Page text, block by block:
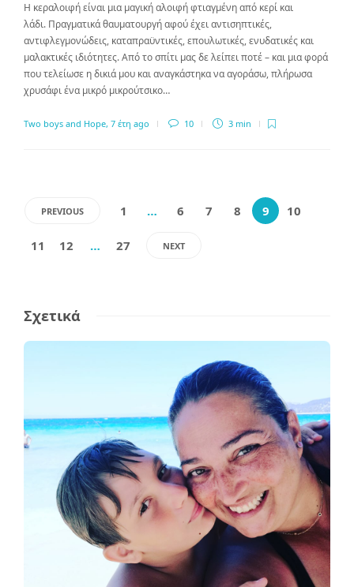
Η κεραλοιφή είναι μια μαγική αλοιφή φτιαγμένη από κερί και
λάδι. Πραγματικά θαυματουργή αφού έχει αντισηπτικές,
αντιφλεγμονώδεις, καταπραϋντικές, επουλωτικές, ενυδατικές και
μαλακτικές ιδιότητες. Από το σπίτι μας δε λείπει ποτέ – και μια φορά
που τελείωσε η δικιά μου και αναγκάστηκα να αγοράσω, πλήρωσα
χρυσάφι ένα μικρό μικρούτσικο…
Two boys and Hope, 7 έτη ago 10 3 min
PREVIOUS 1 … 6 7 8 9 10
11 12 … 27 NEXT
Σχετικά